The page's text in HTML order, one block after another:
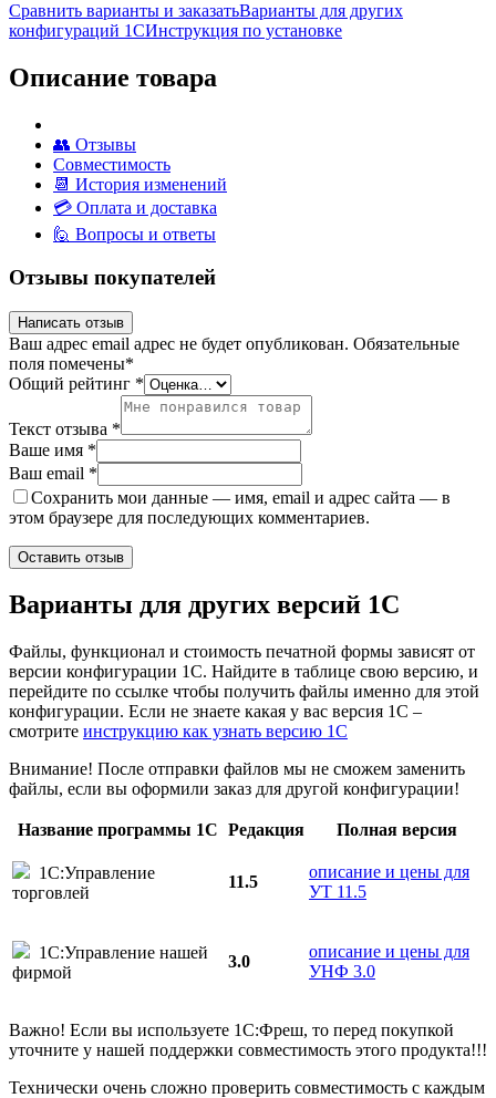
Сравнить варианты и заказатьВарианты для других
конфигураций 1СИнструкция по установке
Описание товара
👥 Отзывы
Совместимость
📆 История изменений
💳 Оплата и доставка
🙋 Вопросы и ответы
Отзывы покупателей
Написать отзыв
Ваш адрес email адрес не будет опубликован. Обязательные
поля помечены*
Общий рейтинг *
Текст отзыва *
Ваше имя *
Ваш email *
Сохранить мои данные — имя, email и адрес сайта — в
этом браузере для последующих комментариев.
Варианты для других версий 1С
Файлы, функционал и стоимость печатной формы зависят от
версии конфигурации 1С. Найдите в таблице свою версию, и
перейдите по ссылке чтобы получить файлы именно для этой
конфигурации. Если не знаете какая у вас версия 1С –
смотрите инструкцию как узнать версию 1С
Внимание! После отправки файлов мы не сможем заменить
файлы, если вы оформили заказ для другой конфигурации!
Название программы 1С Редакция Полная версия
1С:Управление
торговлей
11.5
описание и цены для
УТ 11.5
1С:Управление нашей
фирмой
3.0
описание и цены для
УНФ 3.0
Важно! Если вы используете 1С:Фреш, то перед покупкой
уточните у нашей поддержки совместимость этого продукта!!!
Технически очень сложно проверить совместимость с каждым